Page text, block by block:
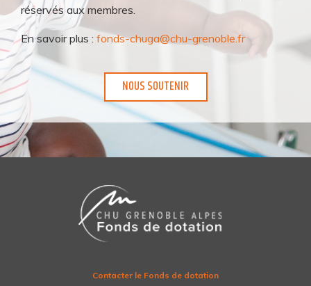
réservés aux membres.
En savoir plus : fonds-chuga@chu-grenoble.fr
NOUS SOUTENIR
Contacter le Fonds de dotation